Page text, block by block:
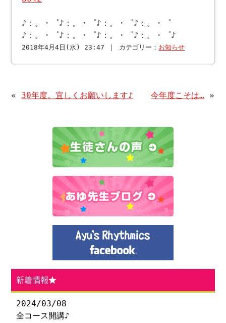
♪：。・゜♪：。・゜♪：。・゜♪：。・゜
♪：。・゜♪：。・゜♪：。・゜♪：。・゜♪
2018年4月4日(水) 23:47 ｜ カテゴリー： お知らせ
« 30年度。宜しくお願いします♪ 今年度こそは… »
新着情報★
2024/03/08
全コース開講♪